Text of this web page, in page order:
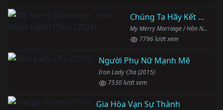
Chúng Ta Hãy Kết Hôn Nhé
My Merry Marriage / Hôn Nhân Hạnh Phúc (2024)
7796 lượt xem
Người Phụ Nữ Mạnh Mẽ
Iron Lady Cha (2015)
7530 lượt xem
Gia Hòa Vạn Sự Thành